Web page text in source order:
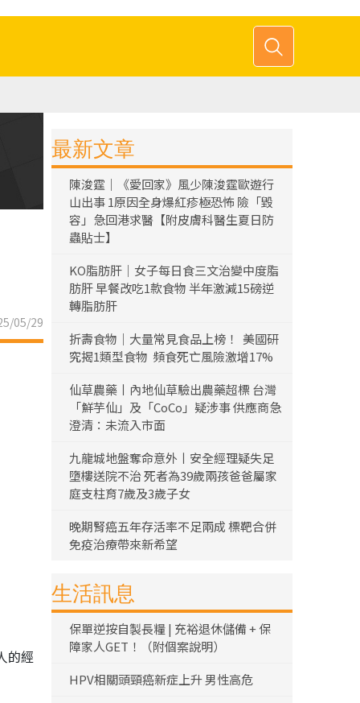
05/29
的經
最新文章
陳浚霆｜《愛回家》風少陳浚霆歐遊行
山出事 1原因全身爆紅疹極恐怖 險「毀
容」急回港求醫【附皮膚科醫生夏日防
蟲貼士】
KO脂肪肝｜女子每日食三文治變中度脂
肪肝 早餐改吃1款食物 半年激減15磅逆
轉脂肪肝
折壽食物｜大量常見食品上榜！ 美國研
究揭1類型食物 頻食死亡風險激增17%
仙草農藥丨內地仙草驗出農藥超標 台灣
「鮮芋仙」及「CoCo」疑涉事 供應商急
澄清：未流入市面
九龍城地盤奪命意外丨安全經理疑失足
墮樓送院不治 死者為39歲兩孩爸爸屬家
庭支柱育7歲及3歲子女
晚期腎癌五年存活率不足兩成 標靶合併
免疫治療帶來新希望
生活訊息
保單逆按自製長糧 | 充裕退休儲備 + 保
障家人GET！（附個案說明）
HPV相關頭頸癌新症上升 男性高危